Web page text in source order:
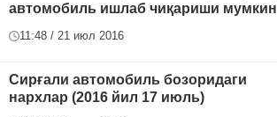
автомобиль ишлаб чиқариши мумкин
11:48 / 21 июл 2016
Сирғали автомобиль бозоридаги
нархлар (2016 йил 17 июль)